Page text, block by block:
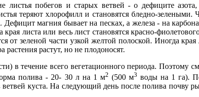
листья побегов и ста­рых ветвей - о дефиците
теряют хлорофилл и становятся бледно-зелеными.
маг­ния бывает на песках, а железа - на
листа или весь лист становятся красно-
от зеленой части узкой желтой полоской. Иног­да
растут, но не плодоносят.
в течение всего ве­гетационного периода. Поэтому
полива - 20- 30 л на 1 м2 (500 м3 воды на 1 га).
кус­та. На следующий день после полива почву